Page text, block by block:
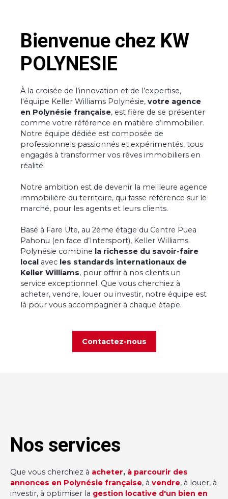
Bienvenue chez KW
POLYNESIE
À la croisée de l’innovation et de l’expertise,
l'équipe Keller Williams Polynésie, votre agence
en Polynésie française, est fière de se présenter
comme votre référence en matière d’immobilier.
Notre équipe dédiée est composée de
professionnels passionnés et expérimentés, tous
engagés à transformer vos rêves immobiliers en
réalité.
Notre ambition est de devenir la meilleure agence
immobilière du territoire, qui fasse référence sur le
marché, pour les agents et leurs clients.
Basé à Fare Ute, au 2ème étage du Centre Puea
Pahonu (en face d’Intersport), Keller Williams
Polynésie combine la richesse du savoir-faire
local avec les standards internationaux de
Keller Williams, pour offrir à nos clients un
service exceptionnel. Que vous cherchiez à
acheter, vendre, louer ou investir, notre équipe est
là pour vous accompagner à chaque étape.
Contactez-nous
Nos services
Que vous cherchiez à acheter, à parcourir des
annonces en Polynésie française, à vendre, à louer, à
investir, à optimiser la gestion locative d'un bien en